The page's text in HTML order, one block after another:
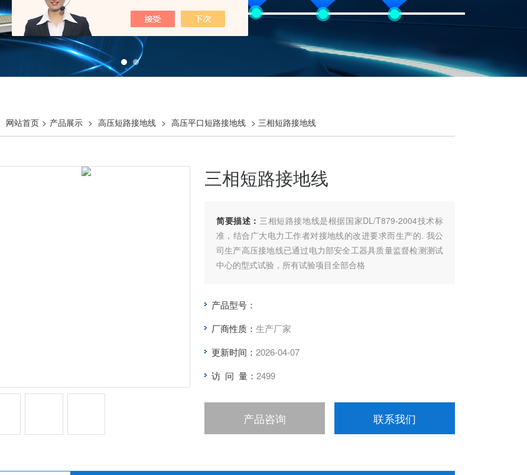
网站首页 > 产品展示 > 高压短路接地线 > 高压平口短路接地线 > 三相短路接地线
三相短路接地线
简要描述： 三相短路接地线是根据国家DL/T879-2004技术标
准，结合广大电力工作者对接地线的改进要求而生产的. 我公
司生产高压接地线已通过电力部安全工器具质量监督检测测试
中心的型式试验，所有试验项目全部合格
产品型号：
厂商性质： 生产厂家
更新时间： 2026-04-07
访 问 量： 2499
产品咨询 联系我们